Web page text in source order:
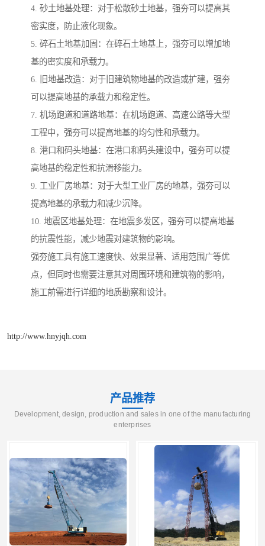
4. 砂土地基处理：对于松散砂土地基，强夯可以提高其
密实度，防止液化现象。
5. 碎石土地基加固：在碎石土地基上，强夯可以增加地
基的密实度和承载力。
6. 旧地基改造：对于旧建筑物地基的改造或扩建，强夯
可以提高地基的承载力和稳定性。
7. 机场跑道和道路地基：在机场跑道、高速公路等大型
工程中，强夯可以提高地基的均匀性和承载力。
8. 港口和码头地基：在港口和码头建设中，强夯可以提
高地基的稳定性和抗滑移能力。
9. 工业厂房地基：对于大型工业厂房的地基，强夯可以
提高地基的承载力和减少沉降。
10. 地震区地基处理：在地震多发区，强夯可以提高地基
的抗震性能，减少地震对建筑物的影响。
强夯施工具有施工速度快、效果显著、适用范围广等优
点，但同时也需要注意其对周围环境和建筑物的影响，
施工前需进行详细的地质勘察和设计。
http://www.hnyjqh.com
产品推荐
Development, design, production and sales in one of the manufacturing
enterprises